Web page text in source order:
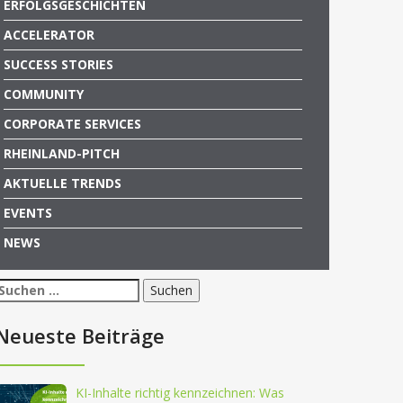
ERFOLGSGESCHICHTEN
ACCELERATOR
SUCCESS STORIES
COMMUNITY
CORPORATE SERVICES
RHEINLAND-PITCH
AKTUELLE TRENDS
EVENTS
NEWS
Beiträge
KI-Inhalte richtig kennzeichnen: Was